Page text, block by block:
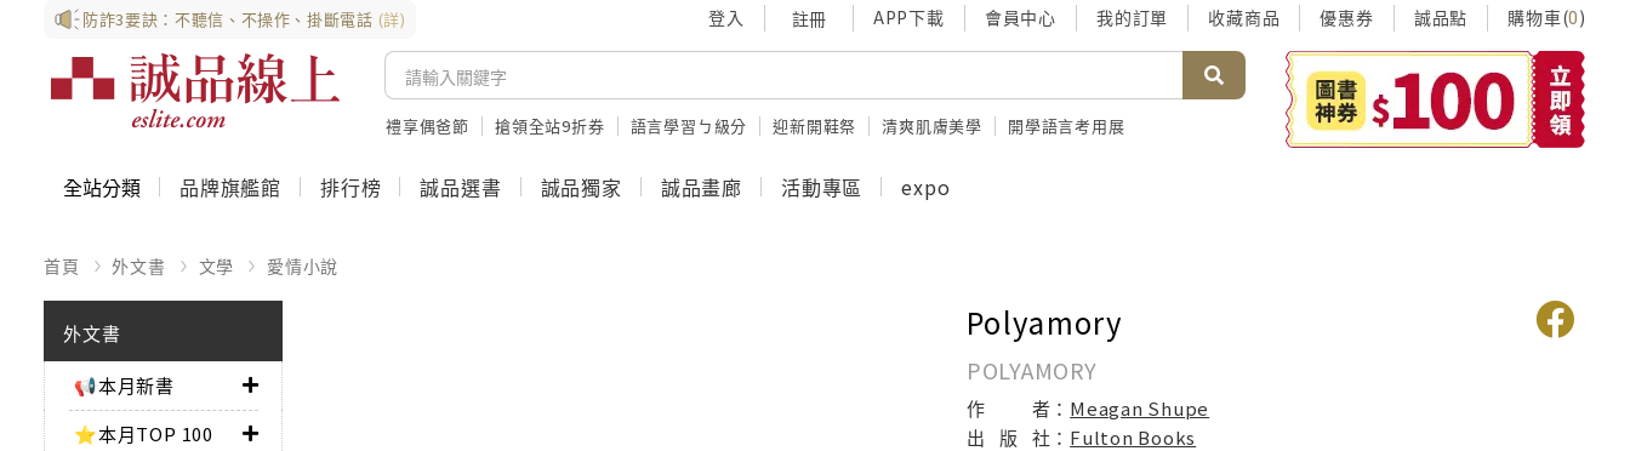
防詐3要訣：不聽信、不操作、掛斷電話 (詳) 登入 註冊 APP下載 會員中心 我的訂單 收藏商品 優惠券 誠品點 購物車(0)
禮享偶爸節 搶領全站9折券 語言學習ㄅ級分 迎新開鞋祭 清爽肌膚美學 開學語言考用展
全站分類 品牌旗艦館 排行榜 誠品選書 誠品獨家 誠品畫廊 活動專區 expo
首頁 外文書 文學 愛情小說
外文書
📢本月新書
⭐本月TOP 100
Polyamory
POLYAMORY
作 者： Meagan Shupe
出
版 社： Fulton Books